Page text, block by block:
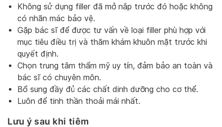
Không sử dụng filler đã mở nắp trước đó hoặc không
có nhãn mác bảo vệ.
Gặp bác sĩ để được tư vấn về loại filler phù hợp với
mục tiêu điều trị và thăm khám khuôn mặt trước khi
quyết định.
Chọn trung tâm thẩm mỹ uy tín, đảm bảo an toàn và
bác sĩ có chuyên môn.
Bổ sung đầy đủ các chất dinh dưỡng cho cơ thể.
Luôn để tinh thần thoải mái nhất.
Lưu ý sau khi tiêm